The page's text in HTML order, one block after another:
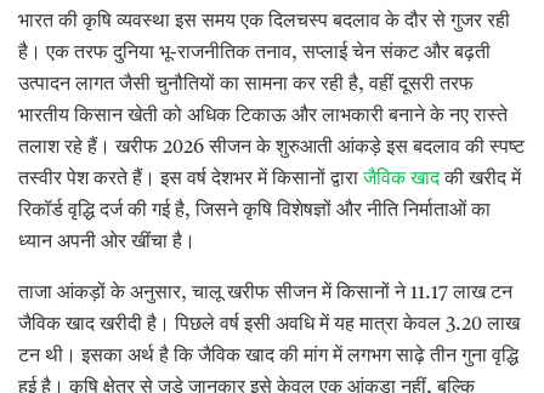
भारत की कृषि व्यवस्था इस समय एक दिलचस्प बदलाव के दौर से गुजर रही
है। एक तरफ दुनिया भू-राजनीतिक तनाव, सप्लाई चेन संकट और बढ़ती
उत्पादन लागत जैसी चुनौतियों का सामना कर रही है, वहीं दूसरी तरफ
भारतीय किसान खेती को अधिक टिकाऊ और लाभकारी बनाने के नए रास्ते
तलाश रहे हैं। खरीफ 2026 सीजन के शुरुआती आंकड़े इस बदलाव की स्पष्ट
तस्वीर पेश करते हैं। इस वर्ष देशभर में किसानों द्वाराजैविक खादकी खरीद में
रिकॉर्ड वृद्धि दर्ज की गई है, जिसने कृषि विशेषज्ञों और नीति निर्माताओं का
ध्यान अपनी ओर खींचा है।
ताजा आंकड़ों के अनुसार, चालू खरीफ सीजन में किसानों ने 11.17 लाख टन
जैविक खाद खरीदी है। पिछले वर्ष इसी अवधि में यह मात्रा केवल 3.20 लाख
टन थी। इसका अर्थ है कि जैविक खाद की मांग में लगभग साढ़े तीन गुना वृद्धि
हुई है। कृषि क्षेत्र से जुड़े जानकार इसे केवल एक आंकड़ा नहीं, बल्कि